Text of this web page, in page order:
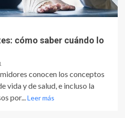
cómo saber cuándo lo
conocen los conceptos
vida y de salud, e incluso la
por...Leer más